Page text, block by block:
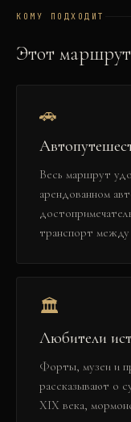
КОМУ ПОДХОДИТ
Этот
🚗
Весь маршрут
арендованном
транспорт между
🏛️
Любители
Форты, музеи и
рассказывают о
XIX века,